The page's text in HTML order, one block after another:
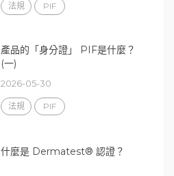
法規 PIF
產品的「身分證」 PIF是什麼？
(一)
2026-05-30
法規 PIF
什麼是 Dermatest® 認證？